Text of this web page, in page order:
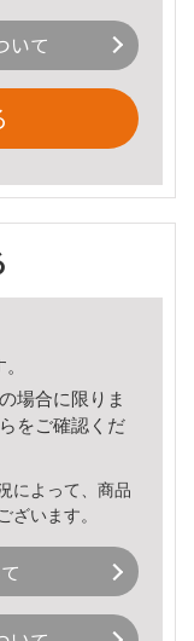
いて
場合に限りま
をご確認くだ
によって、商品
ざいます。